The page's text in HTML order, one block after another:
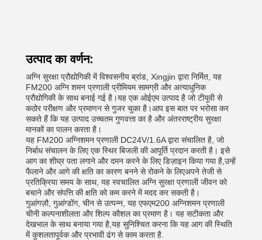
उत्पाद का वर्णन:
अग्नि सुरक्षा प्रौद्योगिकी में विश्वसनीय ब्रांड, Xingjin द्वारा निर्मित, यह
FM200 अग्नि शमन प्रणाली प्रीमियम सामग्री और अत्याधुनिक
प्रौद्योगिकी के साथ बनाई गई है।यह एक ओईएम उत्पाद है जो टीयूवी से
कठोर परीक्षण और प्रमाणन से गुजर चुका है।आप इस बात पर भरोसा कर
सकते हैं कि यह उत्पाद उच्चतम गुणवत्ता का है और अंतरराष्ट्रीय सुरक्षा
मानकों का पालन करता है।
यह FM200 अग्निशमन प्रणाली DC24V/1.6A द्वारा संचालित है, जो
निर्बाध संचालन के लिए एक स्थिर बिजली की आपूर्ति प्रदान करती है। इसे
आग का शीघ्र पता लगाने और दमन करने के लिए डिज़ाइन किया गया है,उन्हें
फैलाने और आगे की क्षति का कारण बनने से रोकने के लिएअपने तेजी से
प्रतिक्रिया समय के साथ, यह स्वचालित अग्नि सुरक्षा प्रणाली जीवन को
बचाने और संपत्ति की क्षति को कम करने में मदद कर सकती है।
गुआंगज़ौ, गुआंग्डोंग, चीन से उत्पन्न, यह एफएम200 अग्निशमन प्रणाली
चीनी कल्पनाशीलता और शिल्प कौशल का प्रमाण है। यह सटीकता और
देखभाल के साथ बनाया गया है,यह सुनिश्चित करना कि यह आग की स्थिति
में कुशलतापूर्वक और प्रभावी ढंग से काम करता है.